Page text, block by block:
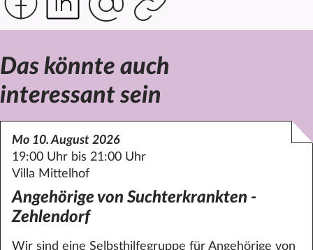
Das könnte auch
interessant sein
Mo 10. August 2026
19:00 Uhr bis 21:00 Uhr
Villa Mittelhof
Angehörige von Suchterkrankten -
Zehlendorf
Wir sind eine Selbsthilfegruppe für Angehörige von